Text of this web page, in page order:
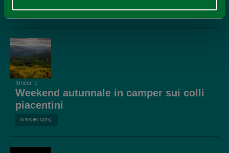
Itinerario
Weekend autunnale in camper sui colli
piacentini
APPROFONDISCI